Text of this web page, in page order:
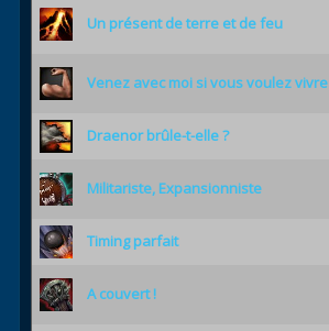
Un présent de terre et de feu
Venez avec moi si vous voulez vivre
Draenor brûle-t-elle ?
Militariste, Expansionniste
Timing parfait
A couvert !